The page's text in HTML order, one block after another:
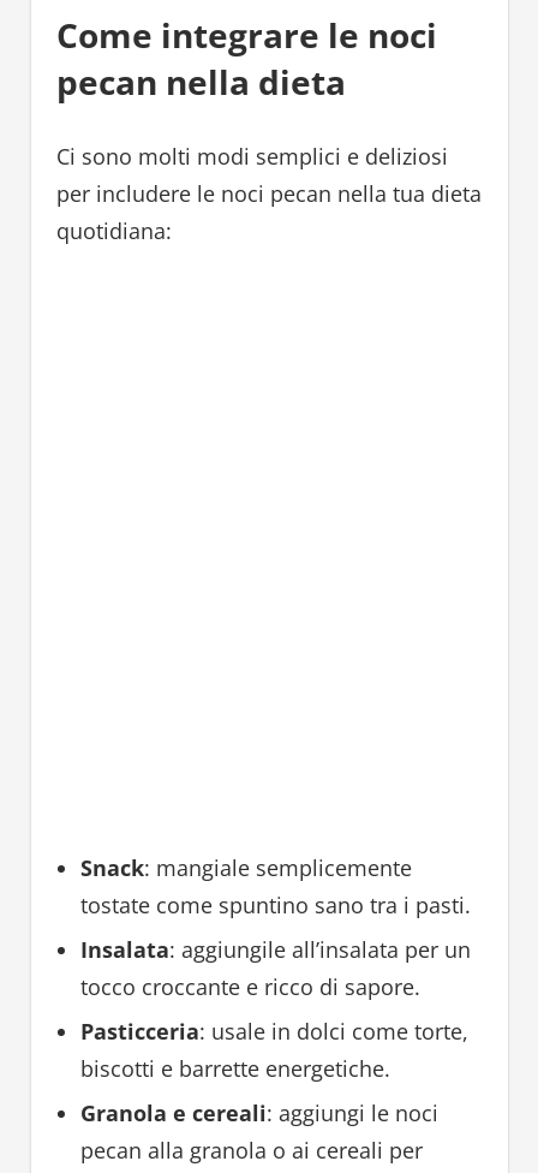
Come integrare le noci
pecan nella dieta
Ci sono molti modi semplici e deliziosi
per includere le noci pecan nella tua dieta
quotidiana:
Snack: mangiale semplicemente
tostate come spuntino sano tra i pasti.
Insalata: aggiungile all’insalata per un
tocco croccante e ricco di sapore.
Pasticceria: usale in dolci come torte,
biscotti e barrette energetiche.
Granola e cereali: aggiungi le noci
pecan alla granola o ai cereali per